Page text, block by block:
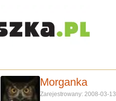
Morganka
Zarejestrowany: 2008-03-13